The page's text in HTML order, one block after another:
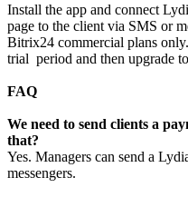
Install the app and connect
page to the client via SMS or
Bitrix24 commercial plans
trial period and then upgrade
FAQ
We need to send clients a
that?
Yes. Managers can send a
messengers.